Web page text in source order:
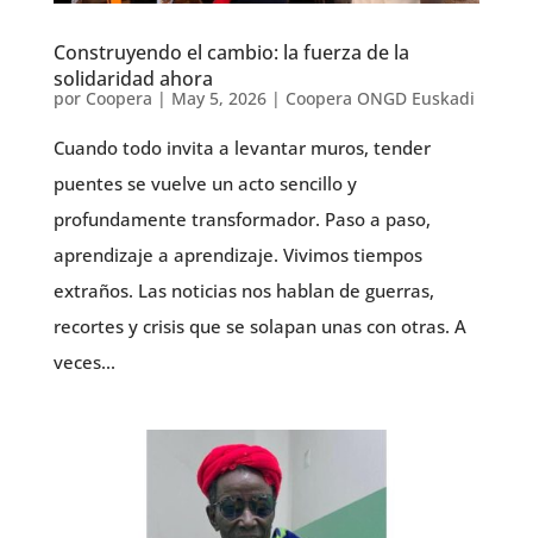
Construyendo el cambio: la fuerza de la
solidaridad ahora
por Coopera | May 5, 2026| Coopera ONGD Euskadi
Cuando todo invita a levantar muros, tender
puentes se vuelve un acto sencillo y
profundamente transformador. Paso a paso,
aprendizaje a aprendizaje. Vivimos tiempos
extraños. Las noticias nos hablan de guerras,
recortes y crisis que se solapan unas con otras. A
veces...